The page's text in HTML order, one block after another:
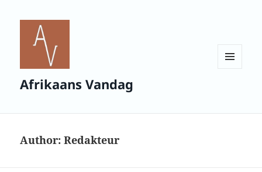
Afrikaans Vandag
Author:Redakteur